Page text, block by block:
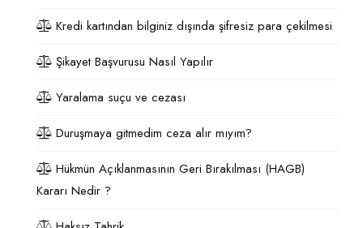
Kredi kartından bilginiz dışında şifresiz para çekilmesi
Şikayet Başvurusu Nasıl Yapılır
Yaralama suçu ve cezası
Duruşmaya gitmedim ceza alır mıyım?
Hükmün Açıklanmasının Geri Bırakılması (HAGB)
Kararı Nedir ?